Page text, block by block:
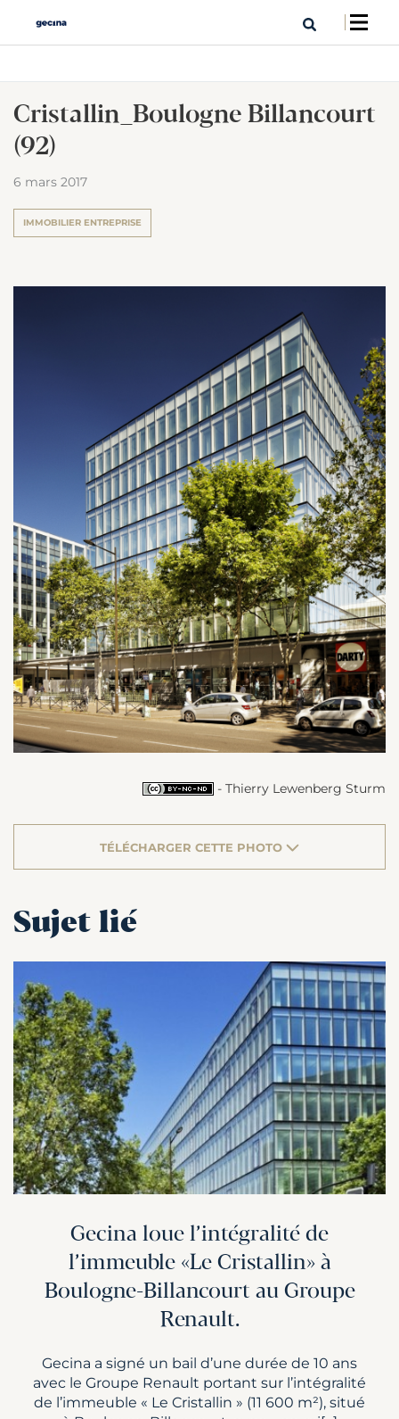
Cristallin_Boulogne Billancourt
(92)
6 mars 2017
IMMOBILIER ENTREPRISE
- Thierry Lewenberg Sturm
TÉLÉCHARGER CETTE PHOTO
Sujet lié
Gecina loue l’intégralité de
l’immeuble «Le Cristallin» à
Boulogne-Billancourt au Groupe
Renault.
Gecina a signé un bail d’une durée de 10 ans
avec le Groupe Renault portant sur l’intégralité
de l’immeuble « Le Cristallin » (11 600 m²), situé